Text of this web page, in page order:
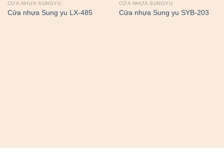
CỬA NHỰA SUNGYU
Cửa nhựa Sung yu LX-485
CỬA NHỰA SUNGYU
Cửa nhựa Sung yu SYB-203